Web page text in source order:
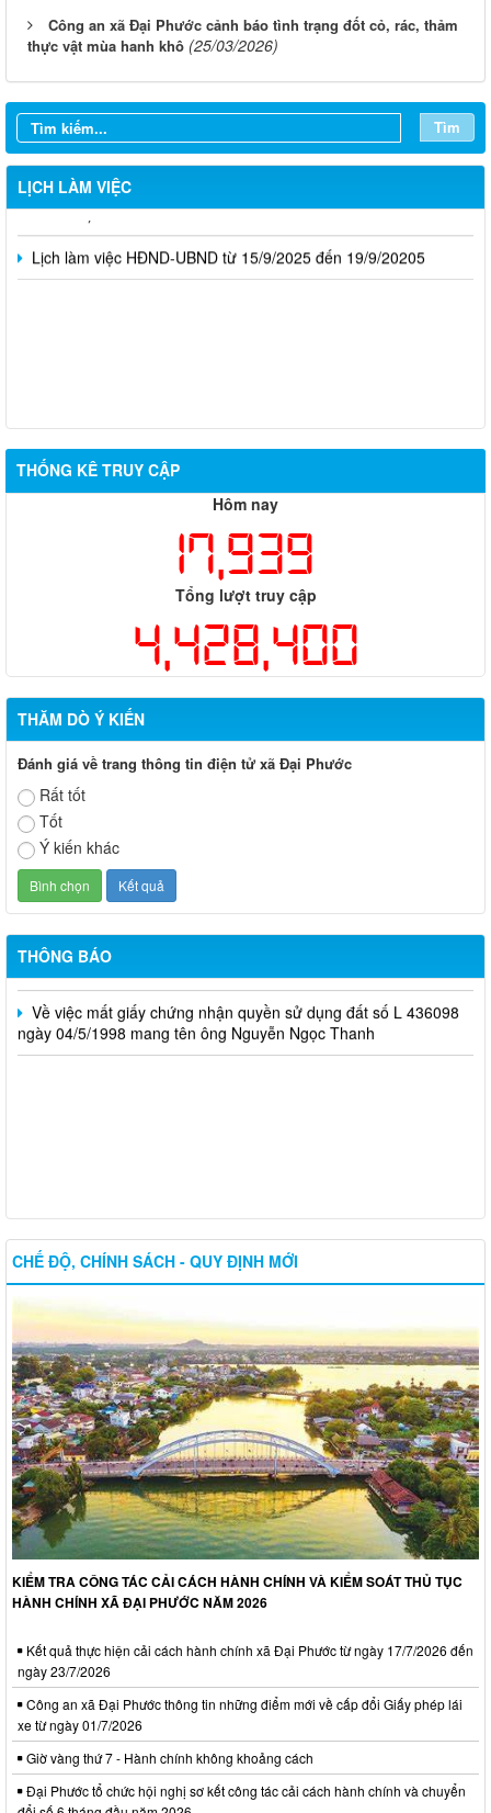
Công an xã Đại Phước cảnh báo tình trạng đốt cỏ, rác, thảm
thực vật mùa hanh khô (25/03/2026)
Tìm
LỊCH LÀM VIỆC
Lịch làm việc tuần 02 tháng 10 của HĐND và UBND xã
Lịch làm việc tuần của HĐND và UBND xã 06-11.10.2025
Lịch làm việc của HĐND và UBND xã (Ngày 22/9/2025 -
27/9/2025)
Lịch làm việc HĐND-UBND từ 15/9/2025 đến 19/9/20205
THỐNG KÊ TRUY CẬP
Hôm nay
17,939
Tổng lượt truy cập
4,428,400
THĂM DÒ Ý KIẾN
Đánh giá về trang thông tin điện tử xã Đại Phước
Rất tốt
Tốt
Ý kiến khác
THÔNG BÁO
Xã Đại Phước thông báo lịch ra quân tuần của các tổ công
nghệ số cộng đồng
Thông báo Tổ chức Sàn giao dịch việc làm tháng 08 năm 2026
Tuyển sinh các hệ giáo dục thường xuyên, năm học 2026-2027
Về việc mất giấy chứng nhận quyền sử dụng đất số L 436098
ngày 04/5/1998 mang tên ông Nguyễn Ngọc Thanh
CHẾ ĐỘ, CHÍNH SÁCH - QUY ĐỊNH MỚI
KIỂM TRA CÔNG TÁC CẢI CÁCH HÀNH CHÍNH VÀ KIỂM SOÁT THỦ TỤC
HÀNH CHÍNH XÃ ĐẠI PHƯỚC NĂM 2026
Kết quả thực hiện cải cách hành chính xã Đại Phước từ ngày 17/7/2026 đến
ngày 23/7/2026
Công an xã Đại Phước thông tin những điểm mới về cấp đổi Giấy phép lái
xe từ ngày 01/7/2026
Giờ vàng thứ 7 - Hành chính không khoảng cách
Đại Phước tổ chức hội nghị sơ kết công tác cải cách hành chính và chuyển